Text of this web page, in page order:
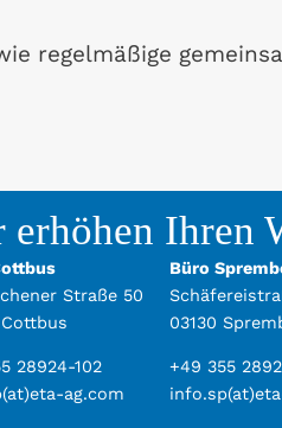
regelmäßige
erhöhen Ihren
Straße 50
28924-102
ag.com
Büro
03130
+49 355